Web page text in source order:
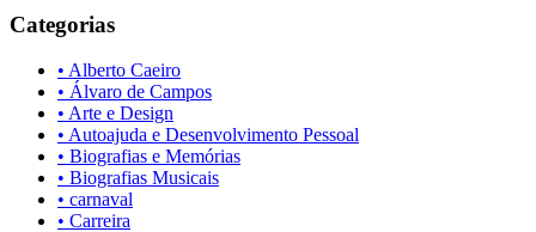
Categorias
• Alberto Caeiro
• Álvaro de Campos
• Arte e Design
• Autoajuda e Desenvolvimento Pessoal
• Biografias e Memórias
• Biografias Musicais
• carnaval
• Carreira